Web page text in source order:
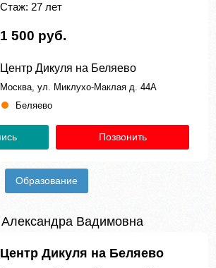
Стаж: 27 лет
1 500 руб.
Центр Дикуля на Беляево
Москва, ул. Миклухо-Маклая д. 44А
Беляево
Позвонить
Образование
Вадимовна
Центр Дикуля на Беляево